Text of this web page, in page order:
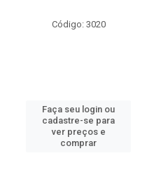
Código: 3020
Faça seu login ou
cadastre-se para
ver preços e
comprar